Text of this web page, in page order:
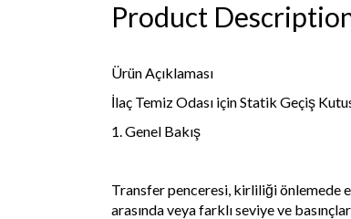
Product
Ürün Açıklaması
İlaç Temiz Odası için Statik Geçiş
1. Genel Bakış
Transfer penceresi, kirliliği önlemede
arasında veya farklı seviye ve